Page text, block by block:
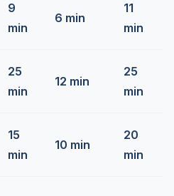
9
min
6 min
11
min
25
min
12 min
25
min
15
min
10 min
20
min